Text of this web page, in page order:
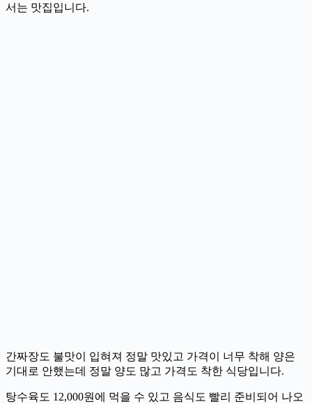
서는 맛집입니다.
간짜장도 불맛이 입혀져 정말 맛있고 가격이 너무 착해 양은
기대로 안했는데 정말 양도 많고 가격도 착한 식당입니다.
탕수육도 12,000원에 먹을 수 있고 음식도 빨리 준비되어 나오